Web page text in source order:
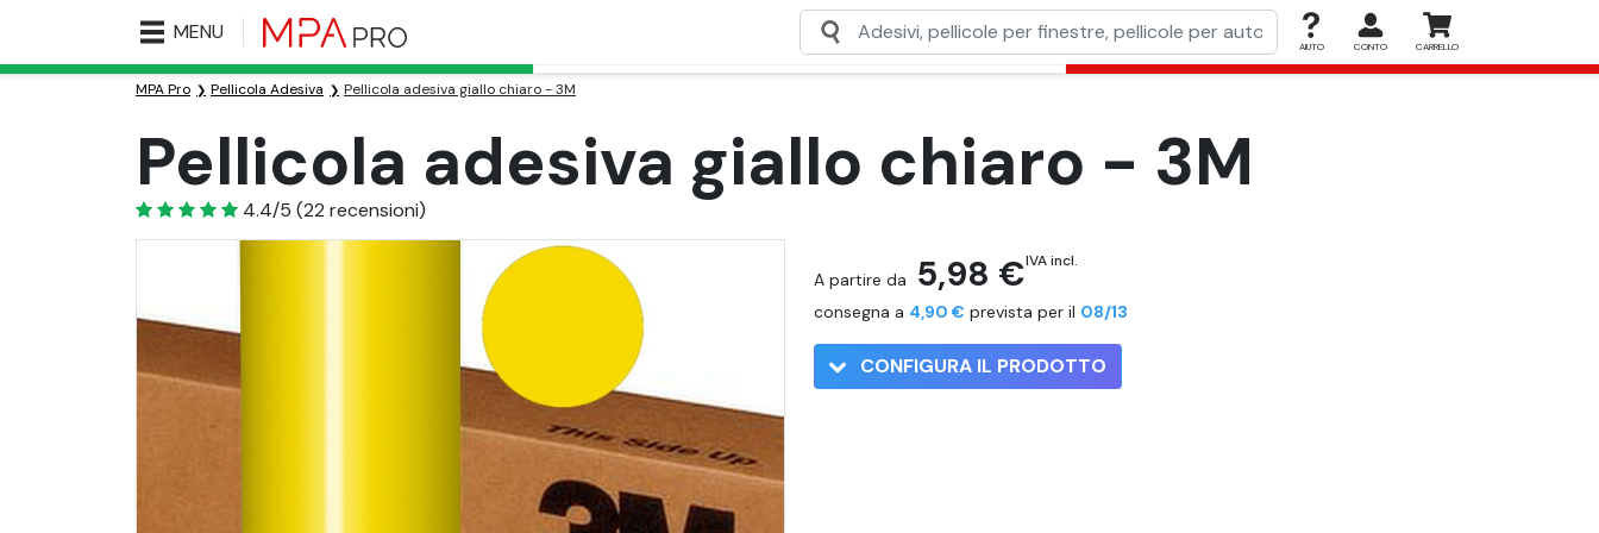
MENU
AIUTO CONTO CARRELLO
MPA Pro Pellicola Adesiva Pellicola adesiva giallo chiaro - 3M
Pellicola adesiva giallo chiaro - 3M
4.4
4.4/5 (22 recensioni)
A partire da 5,98 €IVA incl.
consegna a 4,90 € prevista per il 08/13
CONFIGURA IL PRODOTTO